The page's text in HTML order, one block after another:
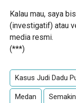
Kalau mau, saya
(investigatif) atau
media resmi.
(***)
Kasus Judi Dadu
Medan